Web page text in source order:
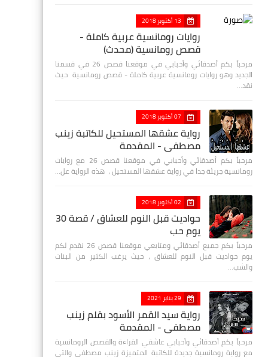
13 أكتوبر 2018
روايات رومانسية عربية كاملة -
قصص رومانسية (محدث)
مرحباً بكم أصدقائي وأحبابي في موقعنا قصص 26 في قسمنا
الجديد وهو روايات رومانسية عربية كاملة - قصص رومانسية حيث
نقد…
07 أكتوبر 2018
رواية عشقها المستحيل للكاتبة زينب
مصطفي - المقدمة
مرحباً بكم أصدقائي وأحبابي في موقعنا قصص 26 مع روايات
رومانسية جريئة جدا في رواية عشقها المستحيل ، هذه الرواية عل…
02 أكتوبر 2018
حواديت قبل النوم للعشاق / قصة 30
يوم حب
مرحباً بكم جميع أصدقائي ومتابعي موقعنا قصص 26 نقدم لكم
يوم حواديت قبل النوم للعشاق ، حيث يرغب الكثير من البنات
والشب…
29 يناير 2021
رواية سيد القمر الأسود بقلم زينب
مصطفي - المقدمة
مرحباً بكم أصدقائي وأحبابي عاشقي القراءة والقصص الرومانسية
مع رواية رومانسية جديدة للكاتبة المتميزة زينب مصطفى والتي